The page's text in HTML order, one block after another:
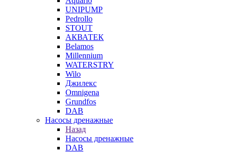
UNIPUMP
Pedrollo
STOUT
АКВАТЕК
Belamos
Millennium
WATERSTRY
Wilo
Джилекс
Omnigena
Grundfos
DAB
Насосы дренажные
Назад
Насосы дренажные
DAB